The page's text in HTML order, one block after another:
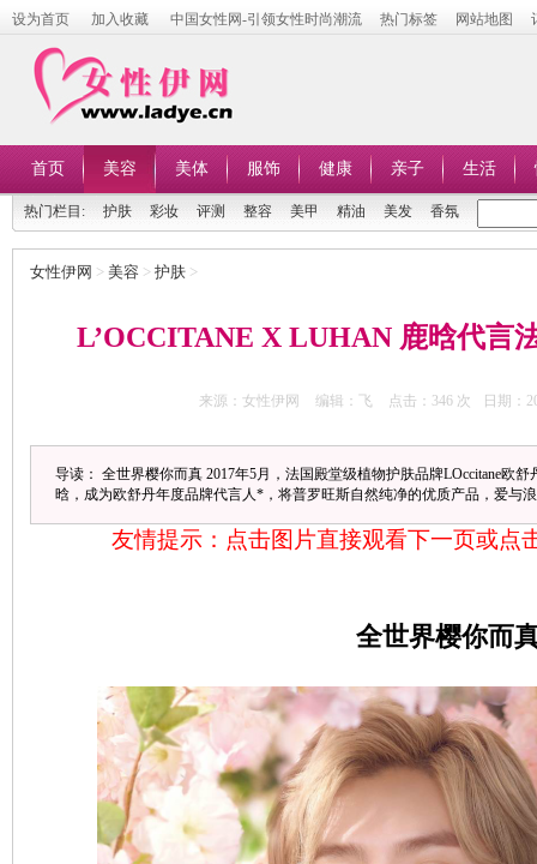
设为首页 加入收藏 中国女性网-引领女性时尚潮流 热门标签 网站地图
首页 美容 美体 服饰 健康 亲子 生活
热门栏目: 护肤 彩妆 评测 整容 美甲 精油 美发 香氛
女性伊网 > 美容 > 护肤 >
L’OCCITANE X LUHAN 鹿晗代言
来源：女性伊网 编辑：飞 点击： 346 次 日期：
导读： 全世界樱你而真 2017年5月，法国殿堂级植物护肤品牌LOccitane欧
晗，成为欧舒丹年度品牌代言人*，将普罗旺斯自然纯净的优质产品，爱与
友情提示：点击图片直接观看下一页或点
全世界樱你而